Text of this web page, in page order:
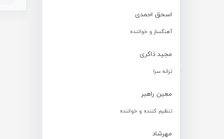
اسحق احمدی
آهنگساز و خواننده
مجید ذاکری
ترانه سرا
معین راهبر
تنظیم کننده و خواننده
مهرشاد